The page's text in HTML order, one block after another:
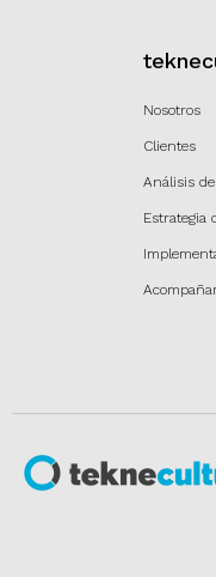
Nosotros
Clientes
Análisis
Estrategia